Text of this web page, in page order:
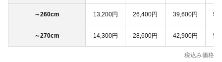
～260cm 13,200円 26,400円 39,600円
～270cm 14,300円 28,600円 42,900円
税込み価格